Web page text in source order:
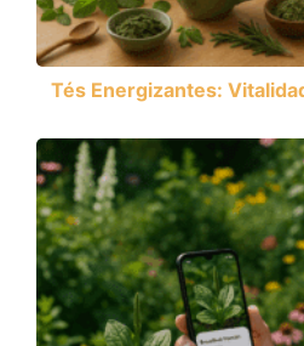
Tés Energizantes: